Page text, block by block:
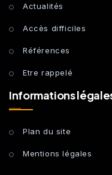
Actualités
Accès difficiles
Références
Etre rappelé
Informations
Plan du site
Mentions légales